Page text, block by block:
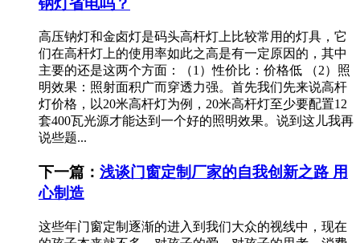
钠灯省电吗？
高压钠灯和金卤灯是码头高杆灯上比较常用的灯具，它
们在高杆灯上的使用率如此之高是有一定原因的，其中
主要的还是这两个方面：（1）性价比：价格低 （2）照
明效果：照射面积广而穿透力强。首先我们先来说高杆
灯价格，以20米高杆灯为例，20米高杆灯至少要配置12
套400瓦光源才能达到一个好的照明效果。说到这儿我再
说些题...
下一篇： 浅谈门窗定制厂家的自我创新之路 用
心制造
这些年门窗定制逐渐的进入到我们大众的视线中，现在